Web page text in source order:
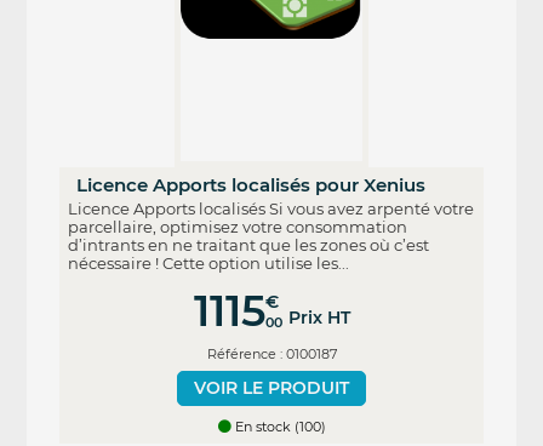
Licence Apports localisés pour Xenius
Licence Apports localisés Si vous avez arpenté votre
parcellaire, optimisez votre consommation
d’intrants en ne traitant que les zones où c’est
nécessaire ! Cette option utilise les...
1115€
00 Prix HT
Référence : 0100187
VOIR LE PRODUIT
En stock (100)